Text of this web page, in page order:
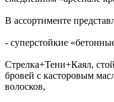
В ассортименте
- суперстойкие
Стрелка+Тени+Каял,
бровей с касторовым
волосков,